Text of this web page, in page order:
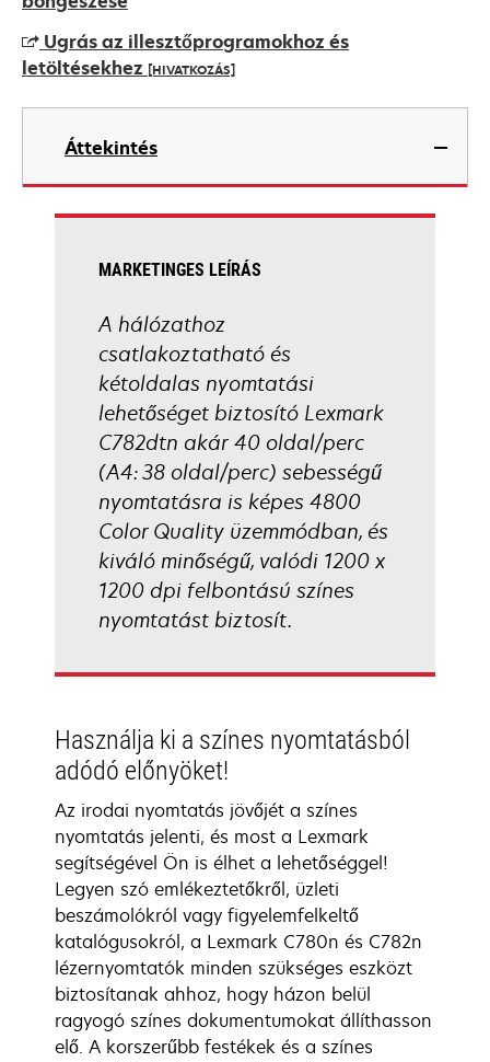
Ugrás az illesztőprogramokhoz és
letöltésekhez [HIVATKOZÁS]
opens
new
Áttekintés
MARKETINGES LEÍRÁS
A hálózathoz
csatlakoztatható és
kétoldalas nyomtatási
lehetőséget biztosító Lexmark
C782dtn akár 40 oldal/perc
(A4: 38 oldal/perc) sebességű
nyomtatásra is képes 4800
Color Quality üzemmódban, és
kiváló minőségű, valódi 1200 x
1200 dpi felbontású színes
nyomtatást biztosít.
Használja ki a színes nyomtatásból
adódó előnyöket!
Az irodai nyomtatás jövőjét a színes
nyomtatás jelenti, és most a Lexmark
segítségével Ön is élhet a lehetőséggel!
Legyen szó emlékeztetőkről, üzleti
beszámolókról vagy figyelemfelkeltő
katalógusokról, a Lexmark C780n és C782n
lézernyomtatók minden szükséges eszközt
biztosítanak ahhoz, hogy házon belül
ragyogó színes dokumentumokat állíthasson
elő. A korszerűbb festékek és a színes